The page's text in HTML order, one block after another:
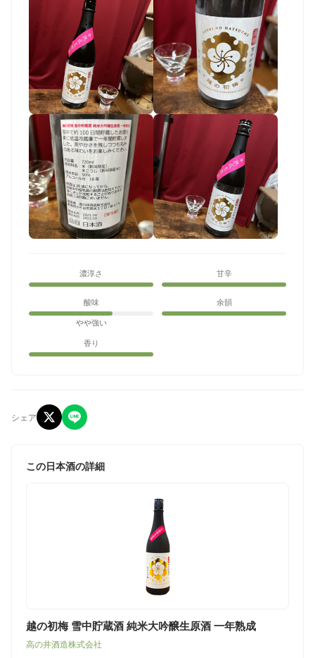
濃淳さ 甘辛
酸味
やや強い
余韻
香り
シェア
この日本酒の詳細
越の初梅 雪中貯蔵酒 純米大吟醸生原酒 一年熟成
高の井酒造株式会社